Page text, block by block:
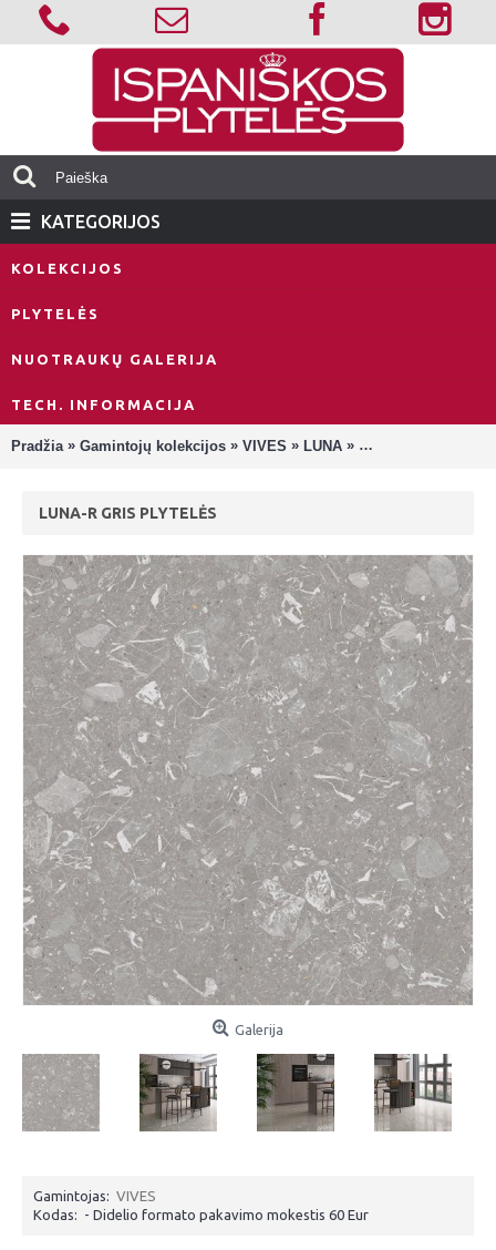
KATEGORIJOS
KOLEKCIJOS
PLYTELĖS
NUOTRAUKŲ GALERIJA
TECH. INFORMACIJA
Pradžia » Gamintojų kolekcijos » VIVES » LUNA » Luna-R Gris
LUNA-R GRIS PLYTELĖS
Galerija
Gamintojas: VIVES
Kodas: - Didelio formato pakavimo mokestis 60 Eur